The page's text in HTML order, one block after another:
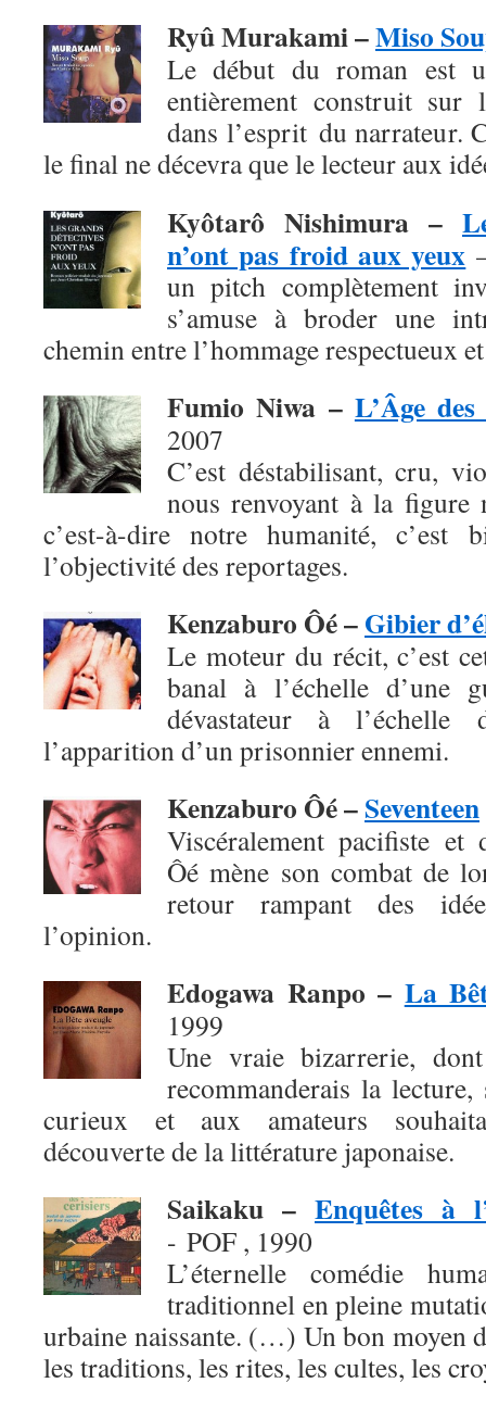
Ryû Murakami –Miso
Le début du roman est
entièrement construit sur
dans l’esprit du narrateur.
le finalne décevra que le lecteur aux
Kyôtarô Nishimura –
n’ont pas froid aux yeux
un pitch complètement
s’amuse à broder une
chemin entre l’hommage respectueux
Fumio Niwa – L’Âge
2007
C’est déstabilisant, cru,
nous renvoyant à la figure
c’est-à-dire notre humanité, c’est
l’objectivité des reportages.
Kenzaburo Ôé –Gibier
Le moteur du récit, c’est
banal à l’échelle d’une
dévastateur à
l’apparition d’un prisonnier ennemi.
Kenzaburo Ôé –Seventeen
Viscéralement pacifiste et
Ôé mène son combat de
retour rampant des
l’opinion.
Edogawa Ranpo – La
1999
Une vraie bizarrerie,
recommanderais la
curieux et aux amateurs
découverte de la littérature japonaise.
Saikaku – Enquêtes à
- POF , 1990
L’éternelle comédie
traditionnel en pleine
urbaine naissante. (…) Un bon moyen
les traditions, les rites, les cultes, les